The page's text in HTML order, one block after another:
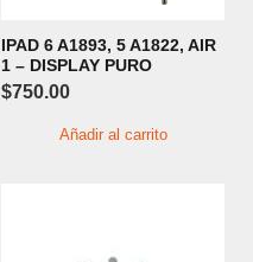
IPAD 6 A1893, 5 A1822, AIR
1 – DISPLAY PURO
$750.00
Añadir al carrito